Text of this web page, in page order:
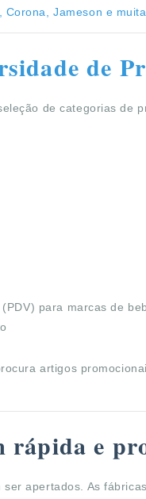
Jameson e
de
de categorias de
para marcas de
artigos
rápida e
apertados. As